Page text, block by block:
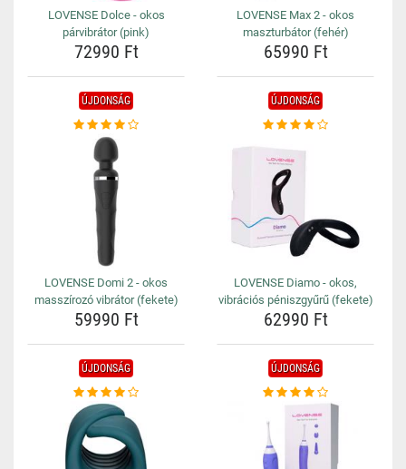
LOVENSE Dolce - okos
párvibrátor (pink)
72990 Ft
LOVENSE Max 2 - okos
maszturbátor (fehér)
65990 Ft
ÚJDONSÁG
LOVENSE Domi 2 - okos
masszírozó vibrátor (fekete)
59990 Ft
ÚJDONSÁG
LOVENSE Diamo - okos,
vibrációs péniszgyűrű (fekete)
62990 Ft
ÚJDONSÁG ÚJDONSÁG